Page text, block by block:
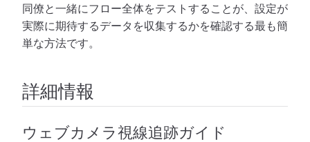
同僚と一緒にフロー全体をテストすることが、設定が
実際に期待するデータを収集するかを確認する最も簡
単な方法です。
詳細情報
ウェブカメラ視線追跡ガイド